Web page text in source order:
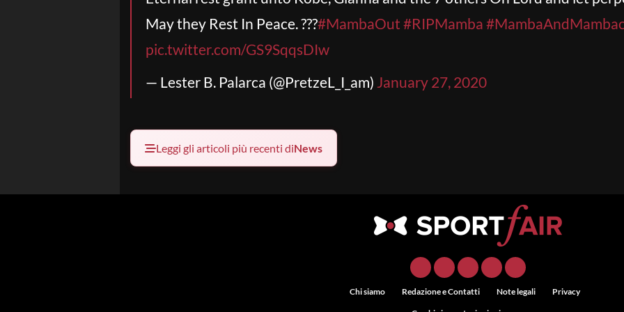
May they Rest In Peace. ???#MambaOut #RIPMamba
pic.twitter.com/GS9SqqsDIw
— Lester B. Palarca (@PretzeL_I_am) January 27, 2020
Leggi gli articoli più recenti diNews
Chi siamo Redazione e Contatti Note legali Privacy